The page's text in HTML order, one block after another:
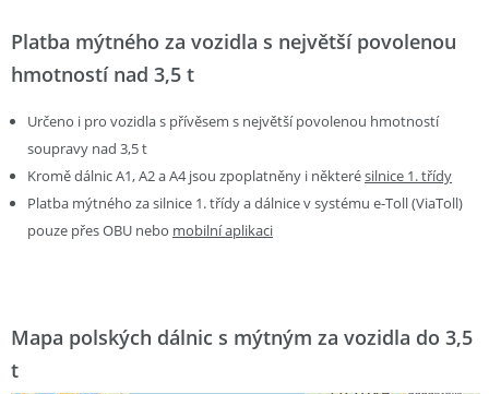
Platba mýtného za vozidla s největší povolenou
hmotností nad 3,5 t
Určeno i pro vozidla s přívěsem s největší povolenou hmotností
soupravy nad 3,5 t
Kromě dálnic A1, A2 a A4 jsou zpoplatněny i některésilnice 1. třídy
Platba mýtného za silnice 1. třídy a dálnice v systému e-Toll (ViaToll)
pouze přes OBU nebo mobilní aplikaci
Mapa polských dálnic s mýtným za vozidla do 3,5
t